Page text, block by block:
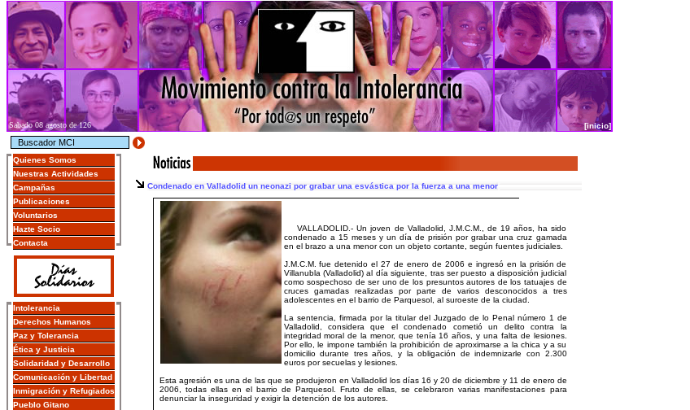
Sabado 08 agosto de 126 [inicio]
Quienes Somos
Nuestras Actividades
Campañas
Publicaciones
Voluntarios
Hazte Socio
Contacta
Intolerancia
Derechos Humanos
Paz y Tolerancia
Ética y Justicia
Solidaridad y Desarrollo
Comunicación y Libertad
Inmigración y Refugiados
Pueblo Gitano
Condenado en Valladolid un neonazi por grabar una esvástica por la fuerza a una menor
VALLADOLID.- Un joven de Valladolid, J.M.C.M., de 19 años, ha sido
condenado a 15 meses y un día de prisión por grabar una cruz gamada
en el brazo a una menor con un objeto cortante, según fuentes judiciales.
J.M.C.M. fue detenido el 27 de enero de 2006 e ingresó en la prisión de
Villanubla (Valladolid) al día siguiente, tras ser puesto a disposición judicial
como sospechoso de ser uno de los presuntos autores de los tatuajes de
cruces gamadas realizadas por parte de varios desconocidos a tres
adolescentes en el barrio de Parquesol, al suroeste de la ciudad.
La sentencia, firmada por la titular del Juzgado de lo Penal número 1 de
Valladolid, considera que el condenado cometió un delito contra la
integridad moral de la menor, que tenía 16 años, y una falta de lesiones.
Por ello, le impone también la prohibición de aproximarse a la chica y a su
domicilio durante tres años, y la obligación de indemnizarle con 2.300
euros por secuelas y lesiones.
Esta agresión es una de las que se produjeron en Valladolid los días 16 y 20 de diciembre y 11 de enero de
2006, todas ellas en el barrio de Parquesol. Fruto de ellas, se celebraron varias manifestaciones para
denunciar la inseguridad y exigir la detención de los autores.